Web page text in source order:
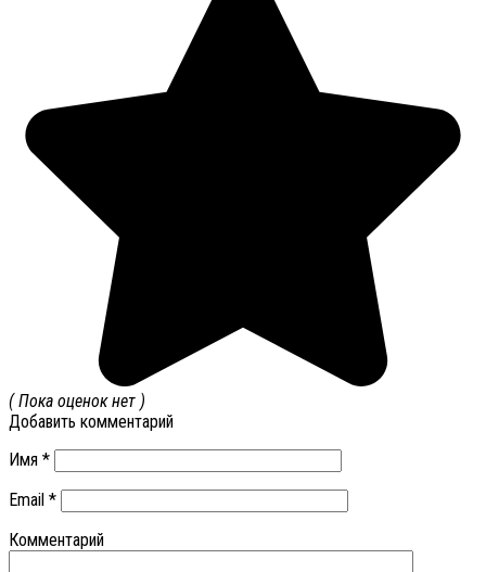
( Пока оценок нет )
Добавить комментарий
Имя *
Email *
Комментарий